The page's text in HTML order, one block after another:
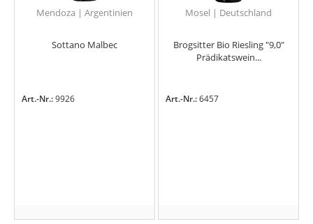
Mendoza | Argentinien
Sottano Malbec
Art.-Nr.:9926
Mosel | Deutschland
Brogsitter Bio Riesling "9,0"
Prädikatswein...
Art.-Nr.:6457